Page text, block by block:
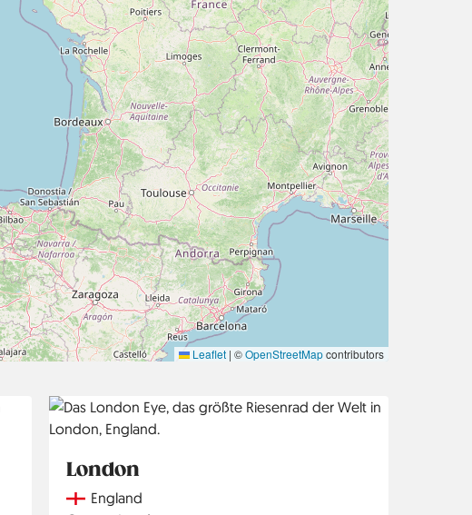
Leaflet | ©OpenStreetMapcontributors
London
CountryEngland